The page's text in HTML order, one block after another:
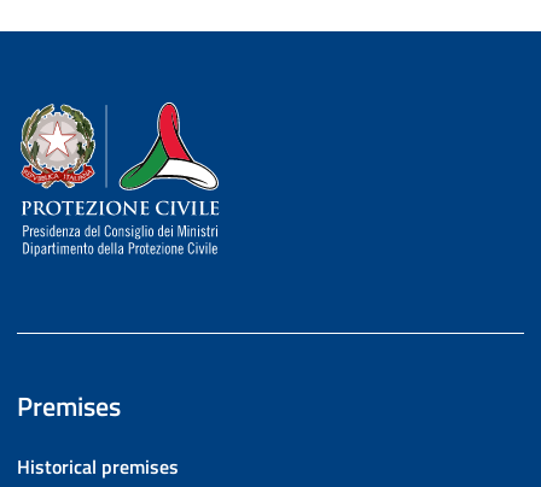
Dipartimento della Protezione Civile
Premises
Historical premises